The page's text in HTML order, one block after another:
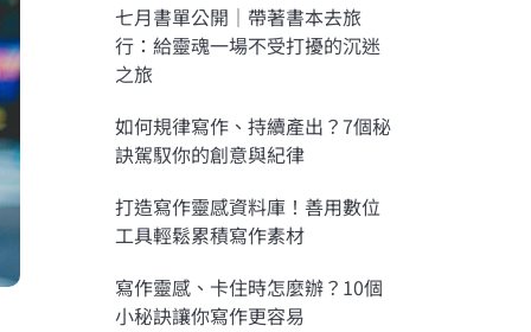
七月書單公開｜帶著書本去旅
行：給靈魂一場不受打擾的沉迷
之旅
如何規律寫作、持續產出？7個秘
訣駕馭你的創意與紀律
打造寫作靈感資料庫！善用數位
工具輕鬆累積寫作素材
寫作靈感、卡住時怎麼辦？10個
小秘訣讓你寫作更容易